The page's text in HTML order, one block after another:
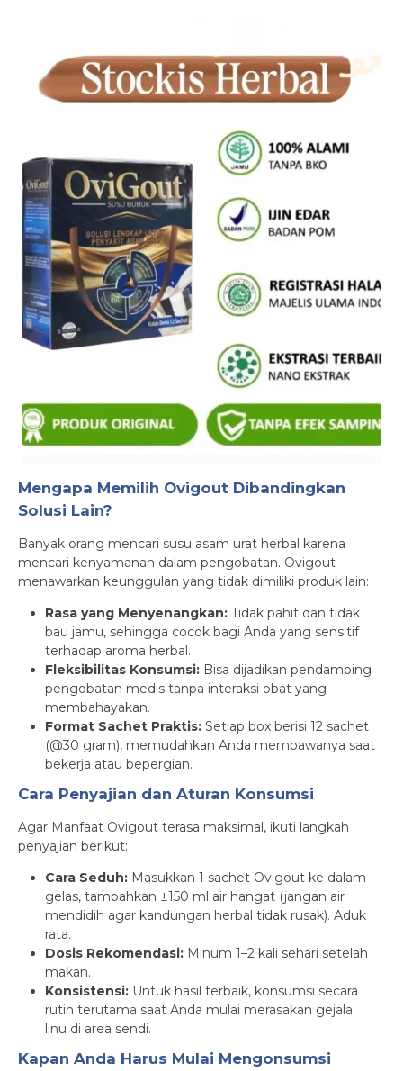
Mengapa Memilih Ovigout Dibandingkan
Solusi Lain?
Banyak orang mencari susu asam urat herbal karena
mencari kenyamanan dalam pengobatan. Ovigout
menawarkan keunggulan yang tidak dimiliki produk lain:
Rasa yang Menyenangkan: Tidak pahit dan tidak
bau jamu, sehingga cocok bagi Anda yang sensitif
terhadap aroma herbal.
Fleksibilitas Konsumsi: Bisa dijadikan pendamping
pengobatan medis tanpa interaksi obat yang
membahayakan.
Format Sachet Praktis: Setiap box berisi 12 sachet
(@30 gram), memudahkan Anda membawanya saat
bekerja atau bepergian.
Cara Penyajian dan Aturan Konsumsi
Agar Manfaat Ovigout terasa maksimal, ikuti langkah
penyajian berikut:
Cara Seduh: Masukkan 1 sachet Ovigout ke dalam
gelas, tambahkan ±150 ml air hangat (jangan air
mendidih agar kandungan herbal tidak rusak). Aduk
rata.
Dosis Rekomendasi: Minum 1–2 kali sehari setelah
makan.
Konsistensi: Untuk hasil terbaik, konsumsi secara
rutin terutama saat Anda mulai merasakan gejala
linu di area sendi.
Kapan Anda Harus Mulai Mengonsumsi